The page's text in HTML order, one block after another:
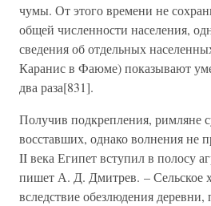
чумы. От этого времени не
общей численности населения,
сведения об отдельных
Каранис в Фаюме) показывают
два раза[831].
Получив подкрепления, римляне
восставших, однако волнения не
II века Египет вступил в полосу
пишет А. Д. Дмитрев. – Сельское
вследствие обезлюдения деревни,